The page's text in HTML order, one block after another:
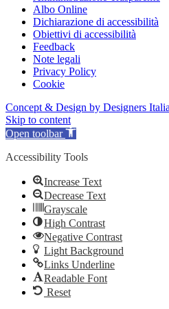
Albo Online
Dichiarazione di accessibilità
Obiettivi di accessibilità
Feedback
Note legali
Privacy Policy
Cookie
Concept & Design by Designers Italia
Skip to content
Open toolbar
Accessibility Tools
Increase Text
Decrease Text
Grayscale
High Contrast
Negative Contrast
Light Background
Links Underline
Readable Font
Reset